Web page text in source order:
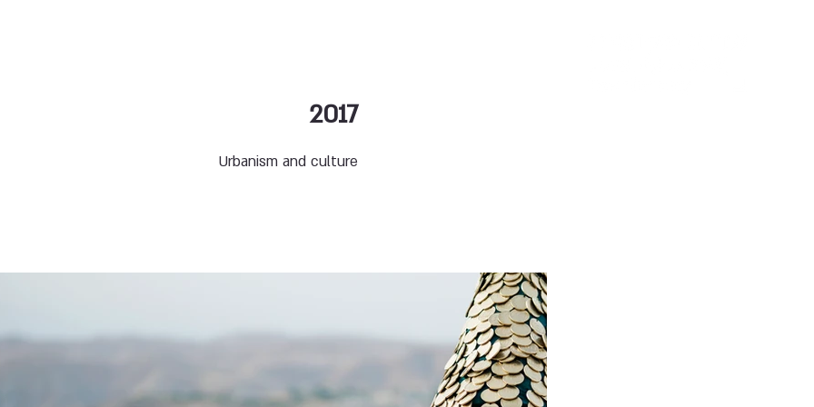
2017
Urbanism and culture